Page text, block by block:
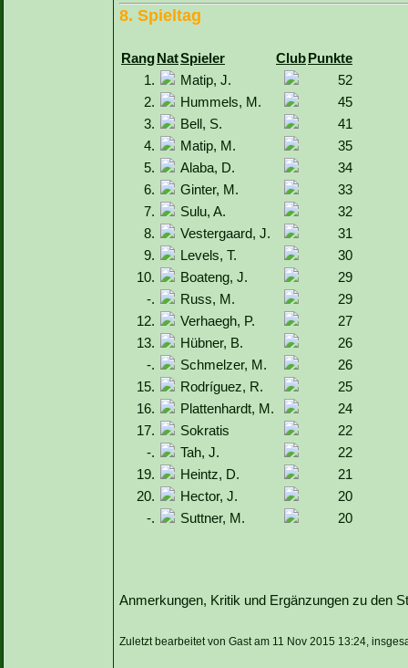
8. Spieltag
RangNatSpieler ClubPunkte
1.
Matip, J.
52
2.
Hummels, M.
45
3.
Bell, S.
41
4.
Matip, M.
35
5.
Alaba, D.
34
6.
Ginter, M.
33
7.
Sulu, A.
32
8.
Vestergaard, J.
31
9.
Levels, T.
30
10.
Boateng, J.
29
-.
Russ, M.
29
12.
Verhaegh, P.
27
13.
Hübner, B.
26
-.
Schmelzer, M.
26
15.
Rodríguez, R.
25
16.
Plattenhardt, M.
24
17.
Sokratis
22
-.
Tah, J.
22
19.
Heintz, D.
21
20.
Hector, J.
20
-.
Suttner, M. 20
Anmerkungen, Kritik und Ergänzungen zu den
Zuletzt bearbeitet von Gast am 11 Nov 2015 13:24,